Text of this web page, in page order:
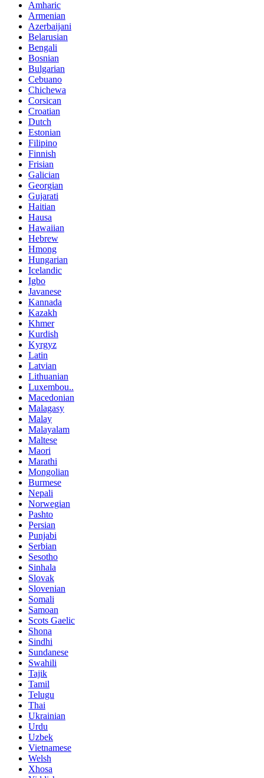
Amharic
Armenian
Azerbaijani
Belarusian
Bengali
Bosnian
Bulgarian
Cebuano
Chichewa
Corsican
Croatian
Dutch
Estonian
Filipino
Finnish
Frisian
Galician
Georgian
Gujarati
Haitian
Hausa
Hawaiian
Hebrew
Hmong
Hungarian
Icelandic
Igbo
Javanese
Kannada
Kazakh
Khmer
Kurdish
Kyrgyz
Latin
Latvian
Lithuanian
Luxembou..
Macedonian
Malagasy
Malay
Malayalam
Maltese
Maori
Marathi
Mongolian
Burmese
Nepali
Norwegian
Pashto
Persian
Punjabi
Serbian
Sesotho
Sinhala
Slovak
Slovenian
Somali
Samoan
Scots Gaelic
Shona
Sindhi
Sundanese
Swahili
Tajik
Tamil
Telugu
Thai
Ukrainian
Urdu
Uzbek
Vietnamese
Welsh
Xhosa